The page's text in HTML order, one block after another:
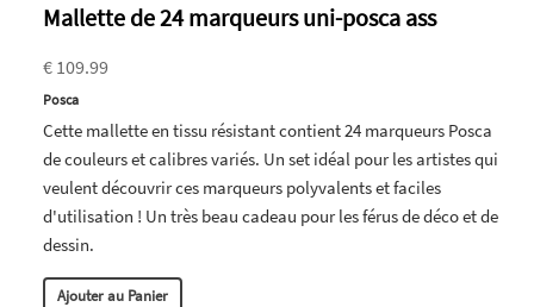
Mallette de 24 marqueurs uni-posca ass
€ 109.99
Posca
Cette mallette en tissu résistant contient 24 marqueurs Posca
de couleurs et calibres variés. Un set idéal pour les artistes qui
veulent découvrir ces marqueurs polyvalents et faciles
d'utilisation ! Un très beau cadeau pour les férus de déco et de
dessin.
Ajouter au Panier